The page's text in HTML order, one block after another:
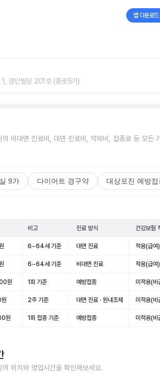
앱 다운로드
경인빌딩 201호 (종로5가)
의 비대면 진료비, 대면 진료비, 약제비, 접종료 등 모든
9가 다이어트 경구약 대상포진 예방접
비고 진료 방식 건강보험
6~64세 기준 대면 진료 적용(급여)
6~64세 기준 비대면 진료 적용(급여)
원 1회 기준 예방접종 미적용(비
2주 기준 대면 진료 · 원내조제 미적용(비
원 1회 접종 기준 예방접종 미적용(비
의 위치와 영업시간을 확인해보세요.